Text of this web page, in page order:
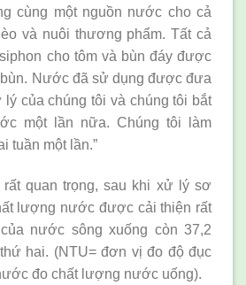
cùng một nguồn nước cho cả
và nuôi thương phẩm. Tất cả
cho tôm và bùn đáy được
Nước đã sử dụng được đưa
của chúng tôi và chúng tôi bắt
một lần nữa. Chúng tôi làm
tuần một lần.”
quan trọng, sau khi xử lý sơ
lượng nước được cải thiện rất
nước sông xuống còn 37,2
hai. (NTU= đơn vị đo độ đục
đo chất lượng nước uống).